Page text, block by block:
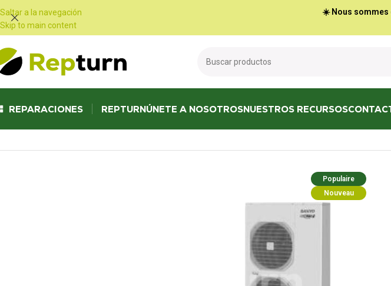
Saltar a la navegación
Skip to main content
☀️ Nous
REPARACIONES REPTURNÚNETE A NOSOTROSNUESTROS RECURSOS
Populaire
Nouveau